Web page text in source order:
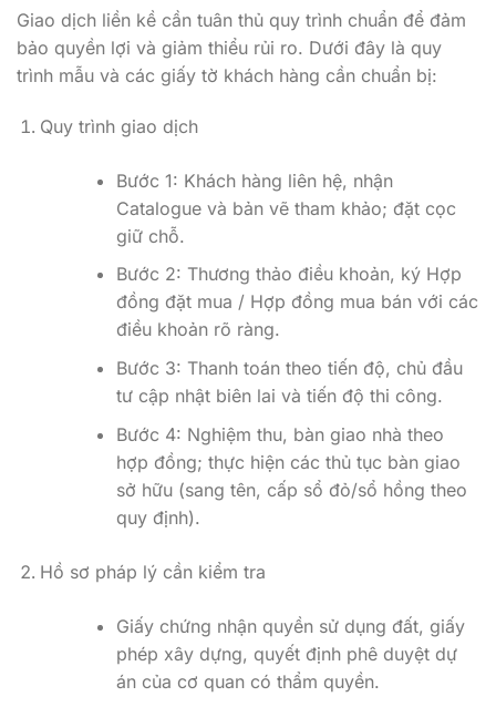
Giao dịch liền kề cần tuân thủ quy trình chuẩn để đảm
bảo quyền lợi và giảm thiểu rủi ro. Dưới đây là quy
trình mẫu và các giấy tờ khách hàng cần chuẩn bị:
Quy trình giao dịch
Bước 1: Khách hàng liên hệ, nhận
Catalogue và bản vẽ tham khảo; đặt cọc
giữ chỗ.
Bước 2: Thương thảo điều khoản, ký Hợp
đồng đặt mua / Hợp đồng mua bán với các
điều khoản rõ ràng.
Bước 3: Thanh toán theo tiến độ, chủ đầu
tư cập nhật biên lai và tiến độ thi công.
Bước 4: Nghiệm thu, bàn giao nhà theo
hợp đồng; thực hiện các thủ tục bàn giao
sở hữu (sang tên, cấp sổ đỏ/sổ hồng theo
quy định).
Hồ sơ pháp lý cần kiểm tra
Giấy chứng nhận quyền sử dụng đất, giấy
phép xây dựng, quyết định phê duyệt dự
án của cơ quan có thẩm quyền.